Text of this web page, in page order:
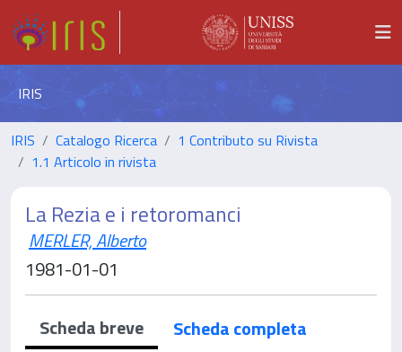
IRIS
IRIS Catalogo Ricerca
1 Contributo su Rivista
1.1 Articolo in rivista
La Rezia e i retoromanci
MERLER, Alberto
1981-01-01
Scheda breve
Scheda completa